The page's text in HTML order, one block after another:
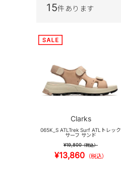
15件あります
Clarks
065K_S ATLTrek Surf ATLトレック
サーフ サンド
¥19,800（税込）
¥13,860 （税込）